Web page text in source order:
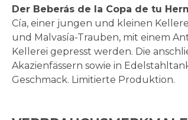
springen
Der Beberás de la Copa de tu
Cía, einer jungen und kleinen
und Malvasía-Trauben, mit einem
Kellerei gepresst werden. Die
Akazienfässern sowie in
Geschmack. Limitierte Produktion.